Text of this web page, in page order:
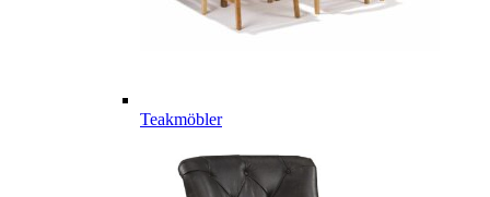
Teakmöbler